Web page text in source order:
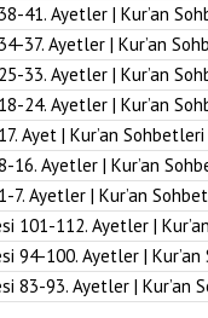
41. Ayetler | Kur’an
37. Ayetler | Kur’an
33. Ayetler | Kur’an
24. Ayetler | Kur’an
Ayet | Kur’an Sohbetleri
16. Ayetler | Kur’an
7. Ayetler | Kur’an
101-112. Ayetler |
94-100. Ayetler |
83-93. Ayetler | Kur’an